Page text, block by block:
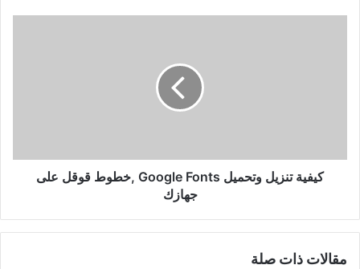
جهازك
كيفية تنزيل وتحميل Google Fonts ,خطوط قوقل على
جهازك
مقالات ذات صلة